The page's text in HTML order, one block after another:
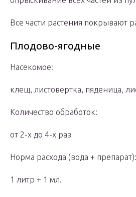
Все части растения покрывают
Плодово-ягодные
Насекомое:
клещ, листовертка, пяденица,
Количество обработок:
от 2-х до 4-х раз
Норма расхода (вода + препарат):
1 литр + 1 мл.